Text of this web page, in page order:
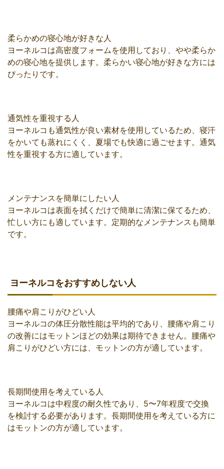
柔らかめの寝心地が好きな人
ヨーネルコは高密度フォームを使用しており、やや柔らか
めの寝心地を提供します。柔らかい寝心地が好きな方には
ぴったりです。
通気性を重視する人
ヨーネルコも通気性が良い素材を使用しているため、寝汗
をかいても蒸れにくく、夏場でも快適に過ごせます。通気
性を重視する方に適しています。
メンテナンスを簡単にしたい人
ヨーネルコは表面を拭くだけで簡単に清潔に保てるため、
忙しい方にも適しています。定期的なメンテナンスも簡単
です。
ヨーネルコをおすすめしない人
腰痛や肩こりがひどい人
ヨーネルコの体圧分散性能は平均的であり、腰痛や肩こり
の改善にはモットンほどの効果は期待できません。腰痛や
肩こりがひどい方には、モットンの方が適しています。
長期間使用を考えている人
ヨーネルコは中程度の耐久性であり、5〜7年程度で交換
を検討する必要があります。長期間使用を考えている方に
はモットンの方が適しています。